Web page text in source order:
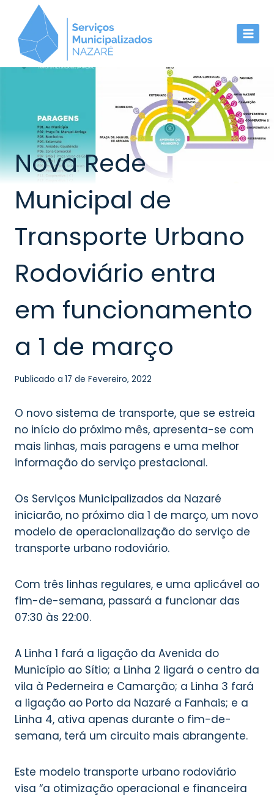
content
Nova Rede
Municipal de
Transporte Urbano
Rodoviário entra
em funcionamento
a 1 de março
Publicado a 17 de Fevereiro, 2022
O novo sistema de transporte, que se estreia
no início do próximo mês, apresenta-se com
mais linhas, mais paragens e uma melhor
informação do serviço prestacional.
Os Serviços Municipalizados da Nazaré
iniciarão, no próximo dia 1 de março, um novo
modelo de operacionalização do serviço de
transporte urbano rodoviário.
Com três linhas regulares, e uma aplicável ao
fim-de-semana, passará a funcionar das
07:30 às 22:00.
A Linha 1 fará a ligação da Avenida do
Município ao Sítio; a Linha 2 ligará o centro da
vila à Pederneira e Camarção; a Linha 3 fará
a ligação ao Porto da Nazaré a Fanhais; e a
Linha 4, ativa apenas durante o fim-de-
semana, terá um circuito mais abrangente.
Este modelo transporte urbano rodoviário
visa “a otimização operacional e financeira